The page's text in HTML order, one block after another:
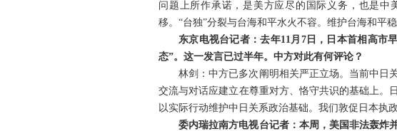
问题上所作承诺，是美方应尽的国际义务，也是
移。“台独”分裂与台海和平水火不容。维护台海和平
东京电视台记者：去年11月7日，日本首相高市
态”。这一发言已过半年。中方对此有何评论？
林剑：中方已多次阐明相关严正立场。当前中日
交流与对话应建立在尊重对方、恪守共识的基础上。
以实际行动维护中日关系政治基础。我们敦促日本执
委内瑞拉南方电视台记者：本周，美国非法轰炸